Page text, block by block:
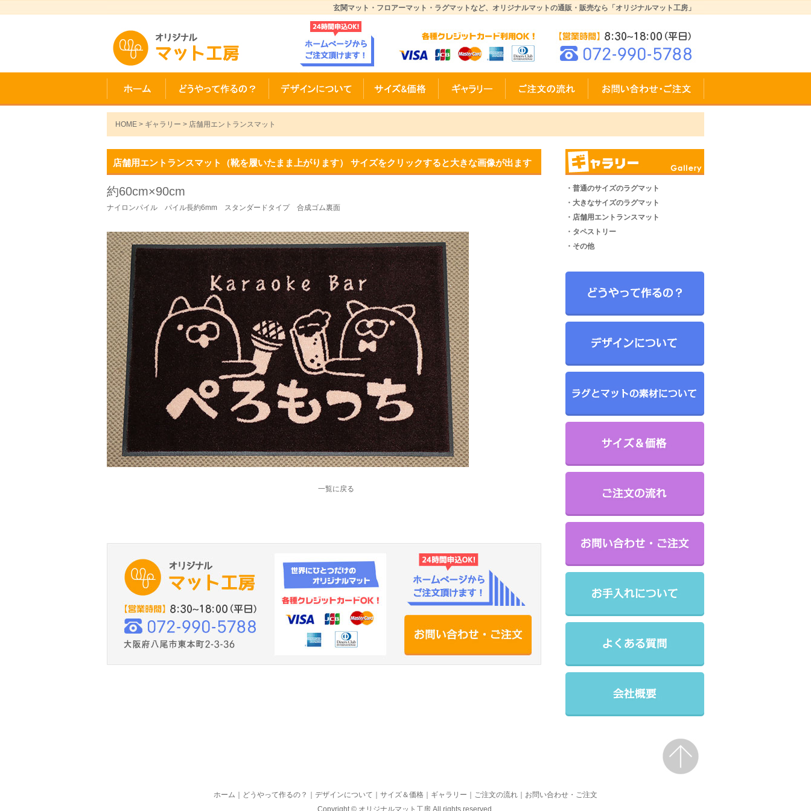
玄関マット・フロアーマット・ラグマットなど、オリジナルマットの通販・販売なら「オリジナルマット工房」
HOME > ギャラリー > 店舗用エントランスマット
店舗用エントランスマット（靴を履いたまま上がります） サイズをクリックすると大きな画像が出ます
約60cm×90cm
ナイロンパイル パイル長約6mm スタンダードタイプ 合成ゴム裏面
一覧に戻る
・普通のサイズのラグマット
・大きなサイズのラグマット
・店舗用エントランスマット
・タペストリー
・その他
ホーム どうやって作るの？ デザインについて サイズ＆価格 ギャラリー ご注文の流れ
お問い合わせ・ご注文
Copyright © オリジナルマット工房 All rights reserved.